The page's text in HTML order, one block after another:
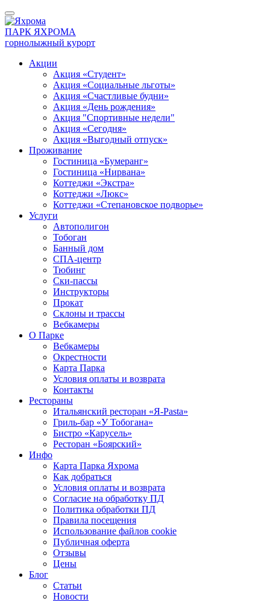
ПАРК ЯХРОМА
горнолыжный курорт
Акции
Акция «Студент»
Акция «Социальные льготы»
Акция «Счастливые будни»
Акция «День рождения»
Акция "Спортивные недели"
Акция «Сегодня»
Акция «Выгодный отпуск»
Проживание
Гостиница «Бумеранг»
Гостиница «Нирвана»
Коттеджи «Экстра»
Коттеджи «Люкс»
Коттеджи «Степановское подворье»
Услуги
Автополигон
Тобоган
Банный дом
СПА-центр
Тюбинг
Ски-пассы
Инструкторы
Прокат
Склоны и трассы
Вебкамеры
О Парке
Вебкамеры
Окрестности
Карта Парка
Условия оплаты и возврата
Контакты
Рестораны
Итальянский ресторан «Я-Pasta»
Гриль-бар «У Тобогана»
Бистро «Карусель»
Ресторан «Боярский»
Инфо
Карта Парка Яхрома
Как добраться
Условия оплаты и возврата
Согласие на обработку ПД
Политика обработки ПД
Правила посещения
Использование файлов cookie
Публичная оферта
Отзывы
Цены
Блог
Статьи
Новости